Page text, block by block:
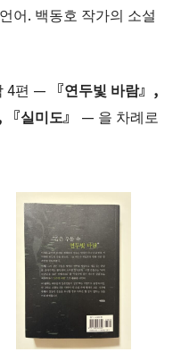
어. 백동호 작가의 소설
4편 — 『연두빛 바람』,
실미도』
— 을 차례로